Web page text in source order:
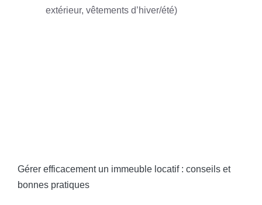
extérieur, vêtements d’hiver/été)
Gérer efficacement un immeuble locatif : conseils et
bonnes pratiques